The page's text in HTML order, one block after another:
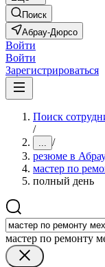
Поиск
Абрау-Дюрсо
Войти
Войти
Зарегистрироваться
Поиск
/
... /
резюме в
мастер по
полный день
мастер по ремонту